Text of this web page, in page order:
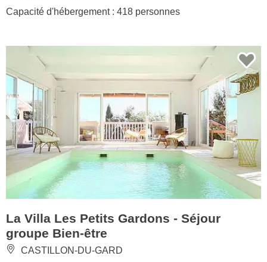
Capacité d'hébergement : 418 personnes
La Villa Les Petits Gardons - Séjour
groupe Bien-être
CASTILLON-DU-GARD